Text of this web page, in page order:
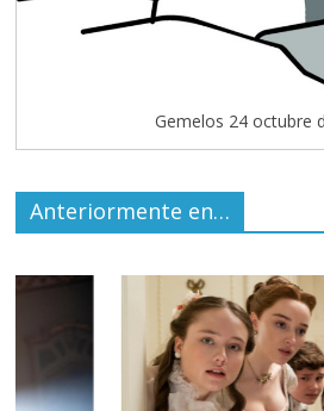
Gemelos 24 octubre
Anteriormente en…